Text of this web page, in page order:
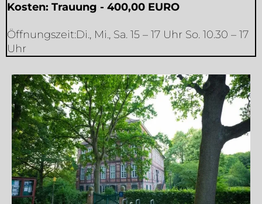
Kosten: Trauung - 400,00 EURO
Öffnungszeit:Di., Mi., Sa. 15 – 17 Uhr So. 10.30 – 17
Uhr